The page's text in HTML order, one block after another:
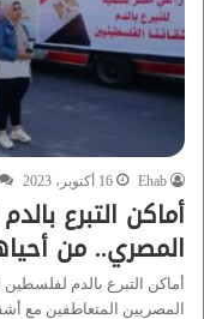
Ehab 16 أكتوبر، 2023
أماكن التبرع
المصري.. من
أماكن التبرع بالدم
المصريين المتعاطفين مع